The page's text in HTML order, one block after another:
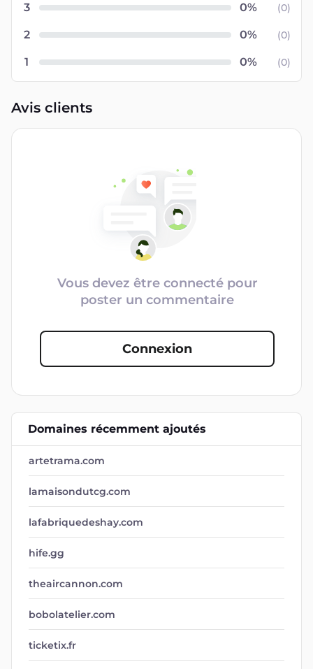
3 (0)
2 (0)
1 (0)
Avis clients
Vous devez être connecté pour
poster un commentaire
Connexion
Domaines récemment ajoutés
artetrama.com
lamaisondutcg.com
lafabriquedeshay.com
hife.gg
theaircannon.com
bobolatelier.com
ticketix.fr